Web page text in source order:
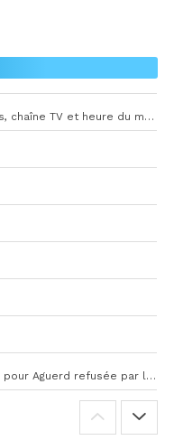
OM-Athletic Bilbao : compos probables, chaîne TV et heure du match
La première offre de la Real Sociedad pour Aguerd refusée par l’OM